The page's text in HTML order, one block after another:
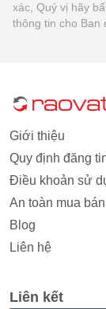
xác, Quý vị hãy
thông tin cho Ban
Giới thiệu
Quy định đăng
Điều khoản sử
An toàn mua bán
Blog
Liên hệ
Liên kết